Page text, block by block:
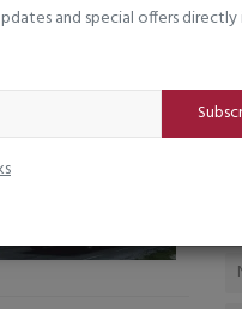
and special offers directly
ડુંગળી ઉગાડી, મળ્યા